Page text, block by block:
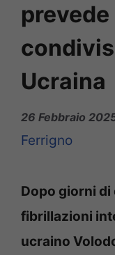
prevede
Ucraina
26 Febbraio
Ferrigno
Dopo giorni
fibrillazioni
ucraino